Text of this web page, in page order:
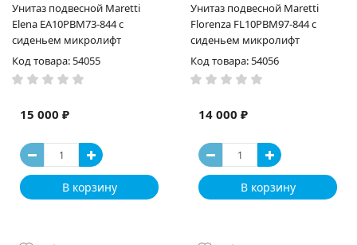
Унитаз подвесной Maretti
Elena EA10PBM73-844 с
сиденьем микролифт
Код товара: 54055
15 000 ₽
В корзину
Унитаз подвесной Maretti
Florenza FL10PBM97-844 с
сиденьем микролифт
Код товара: 54056
14 000 ₽
В корзину